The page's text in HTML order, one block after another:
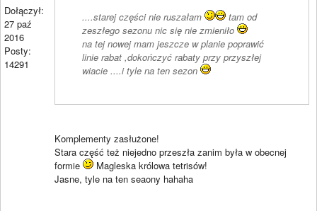
Dołączył:
27 paź
2016
Posty:
14291
....starej części nie ruszałam
tam od
zeszłego sezonu nic się nie zmieniło
na tej nowej mam jeszcze w planie poprawić
linie rabat ,dokończyć rabaty przy przyszłej
wiacie ....i tyle na ten sezon
Komplementy zasłużone!
Stara część też niejedno przeszła zanim była w obecnej
formie
Magleska królowa tetrisów!
Jasne, tyle na ten seaony hahaha